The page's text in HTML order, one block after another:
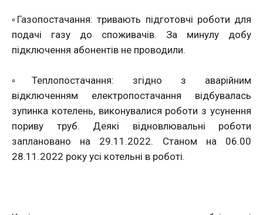
▫️Газопостачання: тривають підготовчі роботи для
подачі газу до споживачів. За минулу добу
підключення абонентів не проводили.
▫️Теплопостачання: згідно з аварійним
відключенням електропостачання відбувалась
зупинка котелень, виконувалися роботи з усунення
пориву труб. Деякі відновлювальні роботи
заплановано на 29.11.2022. Станом на 06.00
28.11.2022 року усі котельні в роботі.